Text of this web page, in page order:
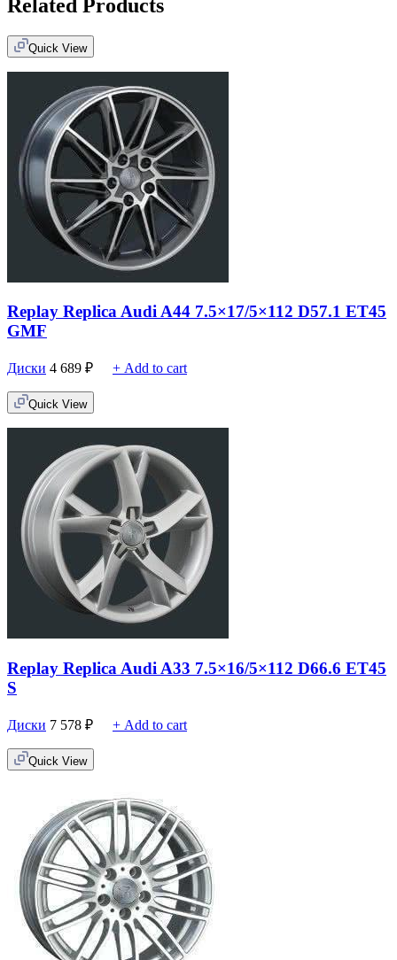
Related Products
Quick View
Replay Replica Audi A44 7.5×17/5×112 D57.1 ET45
GMF
Диски 4 689 ₽ + Add to cart
Quick View
Replay Replica Audi A33 7.5×16/5×112 D66.6 ET45
S
Диски 7 578 ₽ + Add to cart
Quick View